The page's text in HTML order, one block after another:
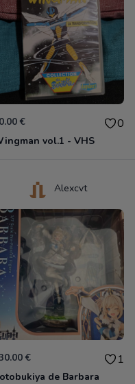
€ 0
vol.1 - VHS
Alexcvt
€ 1
de Barbara